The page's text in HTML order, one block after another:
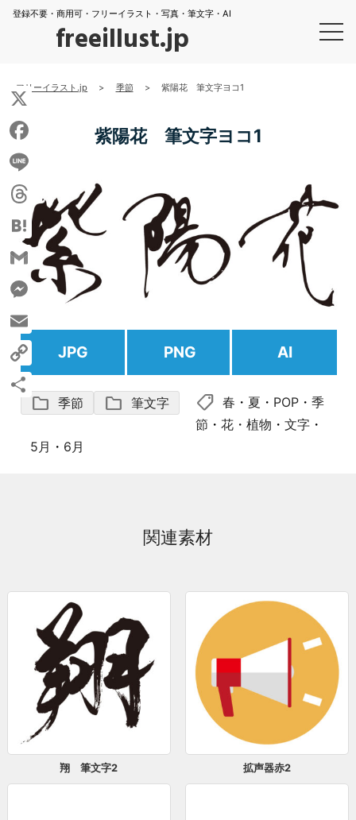
登録不要・商用可・フリーイラスト・写真・筆文字・AI
freeillust.jp
フリーイラスト.jp > 季節 > 紫陽花 筆文字ヨコ1
紫陽花 筆文字ヨコ1
JPG PNG AI
folder 季節 folder 筆文字 shoppingmode 春 ・ 夏 ・ POP ・季
節 ・花・植物 ・文字 ・
5月 ・ 6月
関連素材
翔 筆文字2 拡声器赤2
X
Facebook
Line
Threads
Hatena
Gmail
Messenger
Email
Copy
Link
共